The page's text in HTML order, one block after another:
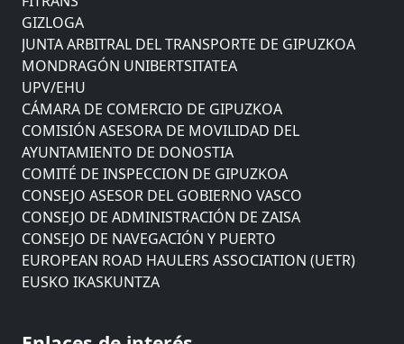
GIZLOGA
JUNTA ARBITRAL DEL TRANSPORTE DE GIPUZKOA
MONDRAGÓN UNIBERTSITATEA
UPV/EHU
CÁMARA DE COMERCIO DE GIPUZKOA
COMISIÓN ASESORA DE MOVILIDAD DEL
AYUNTAMIENTO DE DONOSTIA
COMITÉ DE INSPECCION DE GIPUZKOA
CONSEJO ASESOR DEL GOBIERNO VASCO
CONSEJO DE ADMINISTRACIÓN DE ZAISA
CONSEJO DE NAVEGACIÓN Y PUERTO
EUROPEAN ROAD HAULERS ASSOCIATION (UETR)
EUSKO IKASKUNTZA
FITRANS